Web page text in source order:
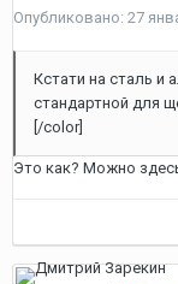
Опубликовано: 27
Кстати на сталь и
стандартной для
[/color]
Это как? Можно